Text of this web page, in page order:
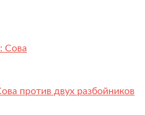
против двух разбойников